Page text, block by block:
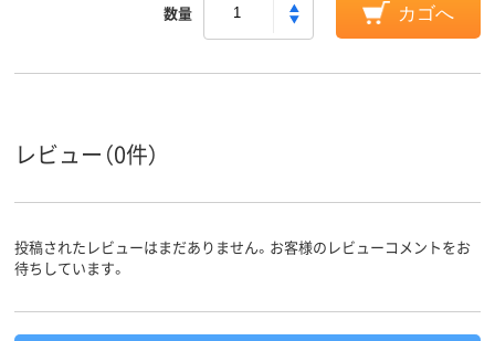
数量 カゴへ
レビュー（0件）
投稿されたレビューはまだありません。お客様のレビューコメントをお
待ちしています。